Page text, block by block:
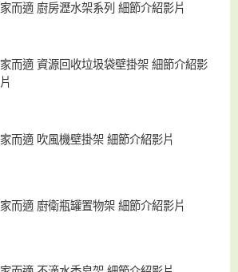
家而適 廚房瀝水架系列 細節介紹影片
家而適 資源回收垃圾袋壁掛架 細節介紹影
片
家而適 吹風機壁掛架 細節介紹影片
家而適 廚衛瓶罐置物架 細節介紹影片